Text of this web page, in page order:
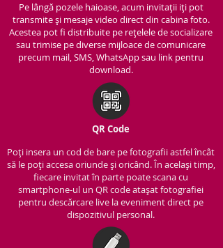
Pe lângă pozele haioase, acum invitații iți pot
transmite și mesaje video direct din cabina foto.
Acestea pot fi distribuite pe rețelele de socializare
sau trimise pe diverse mijloace de comunicare
precum mail, SMS, WhatsApp sau link pentru
download.
QR Code
Poți insera un cod de bare pe fotografii astfel încât
să le poți accesa oriunde și oricând. În același timp,
fiecare invitat în parte poate scana cu
smartphone-ul un QR code atașat fotografiei
pentru descărcare live la eveniment direct pe
dispozitivul personal.